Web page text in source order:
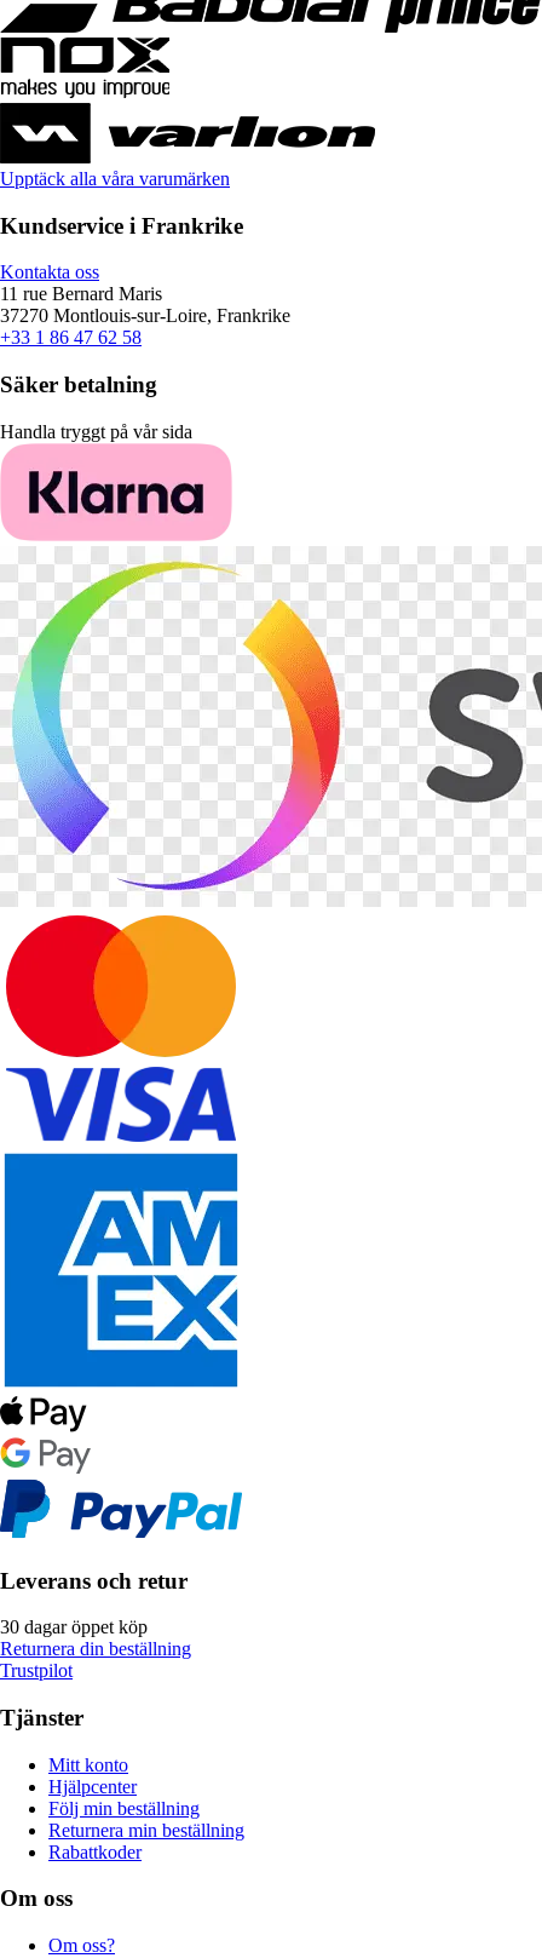
Upptäck alla våra varumärken
Kundservice i Frankrike
Kontakta oss
11 rue Bernard Maris
37270 Montlouis-sur-Loire, Frankrike
+33 1 86 47 62 58
Säker betalning
Handla tryggt på vår sida
Leverans och retur
30 dagar öppet köp
Returnera din beställning
Trustpilot
Tjänster
Mitt konto
Hjälpcenter
Följ min beställning
Returnera min beställning
Rabattkoder
Om oss
Om oss?